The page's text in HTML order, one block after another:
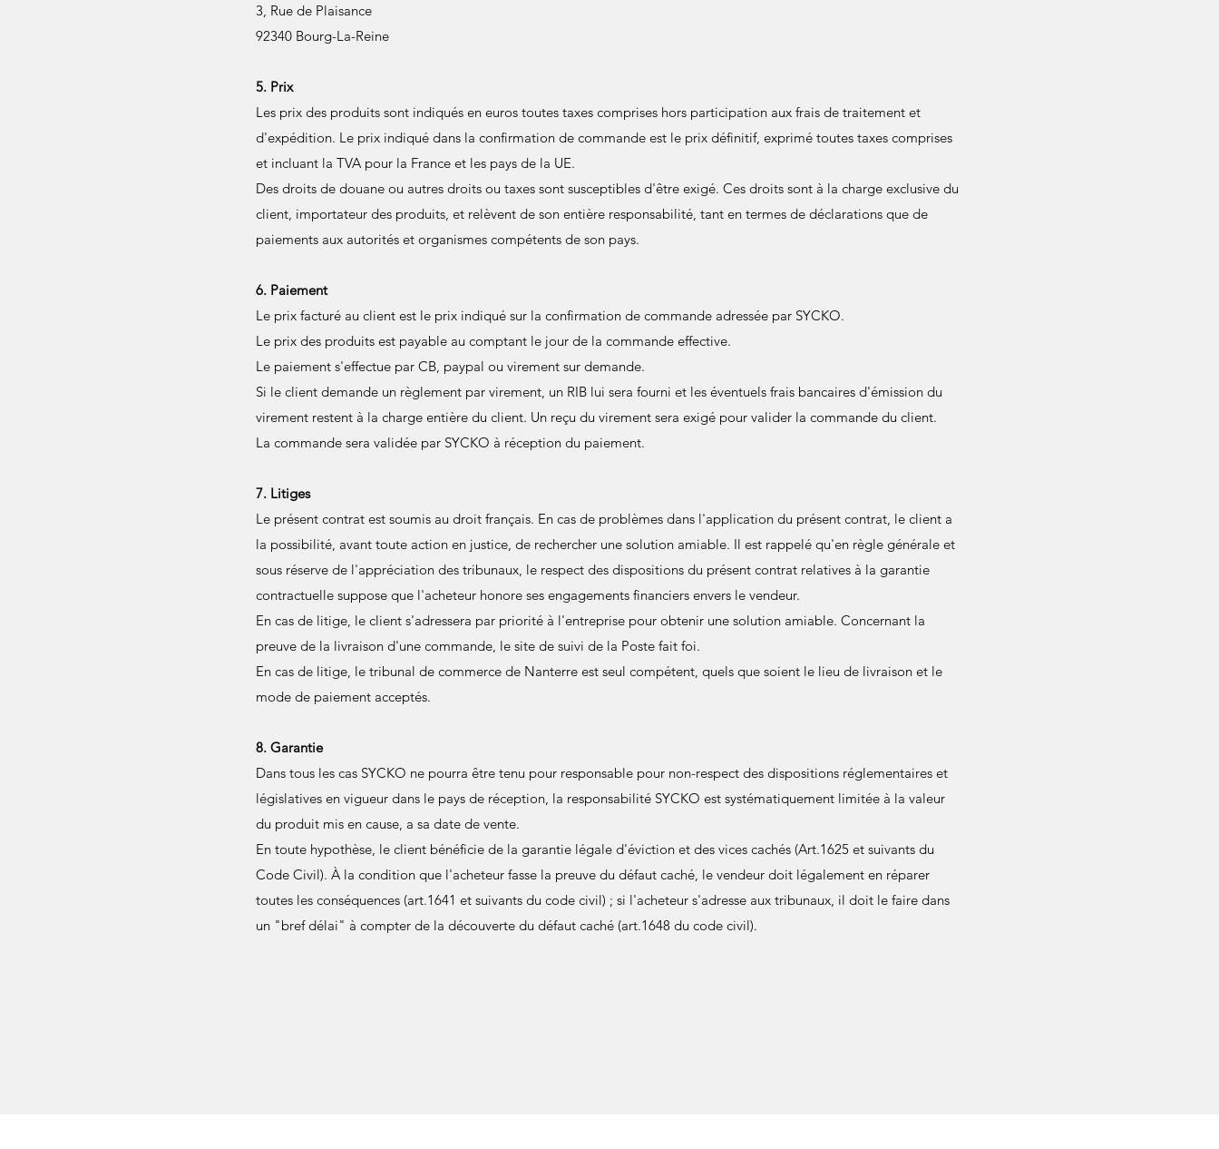
3, Rue de Plaisance
92340 Bourg-La-Reine
5. Prix
Les prix des produits sont indiqués en euros toutes taxes comprises hors participation aux frais de traitement et
d'expédition. Le prix indiqué dans la confirmation de commande est le prix définitif, exprimé toutes taxes comprises
et incluant la TVA pour la France et les pays de la UE.
Des droits de douane ou autres droits ou taxes sont susceptibles d'être exigé. Ces droits sont à la charge exclusive du
client, importateur des produits, et relèvent de son entière responsabilité, tant en termes de déclarations que de
paiements aux autorités et organismes compétents de son pays.
6. Paiement
Le prix facturé au client est le prix indiqué sur la confirmation de commande adressée par SYCKO.
Le prix des produits est payable au comptant le jour de la commande effective.
Le paiement s'effectue par CB, paypal ou virement sur demande.
Si le client demande un règlement par virement, un RIB lui sera fourni et les éventuels frais bancaires d'émission du
virement restent à la charge entière du client. Un reçu du virement sera exigé pour valider la commande du client.
La commande sera validée par SYCKO à réception du paiement.
7. Litiges
Le présent contrat est soumis au droit français. En cas de problèmes dans l'application du présent contrat, le client a
la possibilité, avant toute action en justice, de rechercher une solution amiable. Il est rappelé qu'en règle générale et
sous réserve de l'appréciation des tribunaux, le respect des dispositions du présent contrat relatives à la garantie
contractuelle suppose que l'acheteur honore ses engagements financiers envers le vendeur.
En cas de litige, le client s'adressera par priorité à l'entreprise pour obtenir une solution amiable. Concernant la
preuve de la livraison d'une commande, le site de suivi de la Poste fait foi.
En cas de litige, le tribunal de commerce de Nanterre est seul compétent, quels que soient le lieu de livraison et le
mode de paiement acceptés.
8. Garantie
Dans tous les cas SYCKO ne pourra être tenu pour responsable pour non-respect des dispositions réglementaires et
législatives en vigueur dans le pays de réception, la responsabilité SYCKO est systématiquement limitée à la valeur
du produit mis en cause, a sa date de vente.
En toute hypothèse, le client bénéficie de la garantie légale d'éviction et des vices cachés (Art.1625 et suivants du
Code Civil). À la condition que l'acheteur fasse la preuve du défaut caché, le vendeur doit légalement en réparer
toutes les conséquences (art.1641 et suivants du code civil) ; si l'acheteur s'adresse aux tribunaux, il doit le faire dans
un "bref délai" à compter de la découverte du défaut caché (art.1648 du code civil).